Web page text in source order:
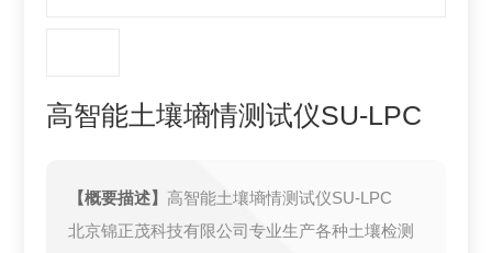
高智能土壤墒情测试仪SU-LPC
【概要描述】 高智能土壤墒情测试仪SU-LPC
北京锦正茂科技有限公司专业生产各种土壤检测